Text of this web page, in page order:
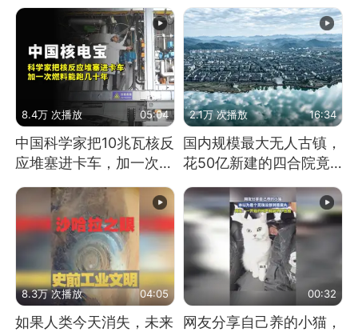
8.4万 次播放 05:04
中国科学家把10兆瓦核反
应堆塞进卡车，加一次燃
料能跑几十年
2.1万 次播放 16:34
国内规模最大无人古镇，
花50亿新建的四合院竟
没人住，发生了啥
8.3万 次播放 04:05
如果人类今天消失，未来
00:32
网友分享自己养的小猫，